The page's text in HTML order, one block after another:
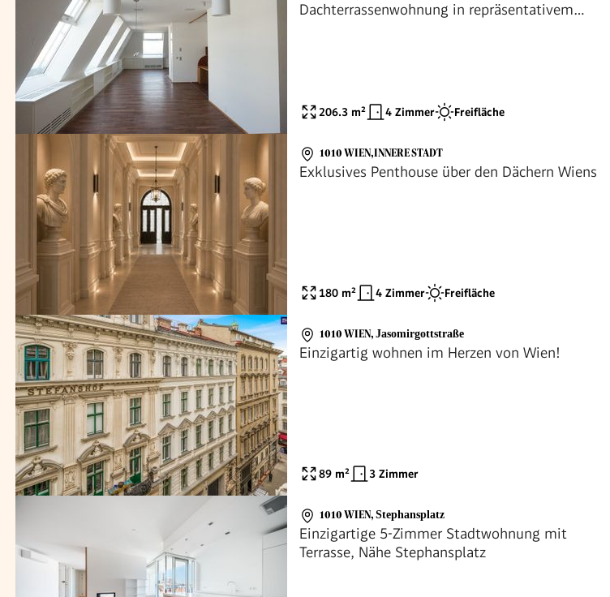
Dachterrassenwohnung in repräsentativem
206.3 m² 4 Zimmer Freifläche
1010 WIEN,INNERE STADT
Exklusives Penthouse über den Dächern Wiens
180 m² 4 Zimmer Freifläche
1010 WIEN, Jasomirgottstraße
Einzigartig wohnen im Herzen von Wien!
89 m² 3 Zimmer
1010 WIEN, Stephansplatz
Einzigartige 5-Zimmer Stadtwohnung mit
Terrasse, Nähe Stephansplatz